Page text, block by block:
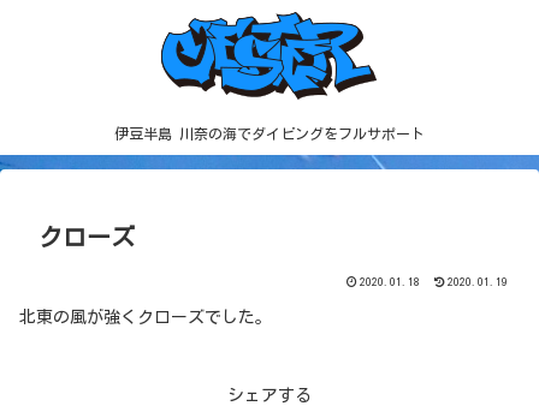
伊豆半島 川奈の海でダイビングをフルサポート
クローズ
2020.01.18 2020.01.19
北東の風が強くクローズでした。
シェアする